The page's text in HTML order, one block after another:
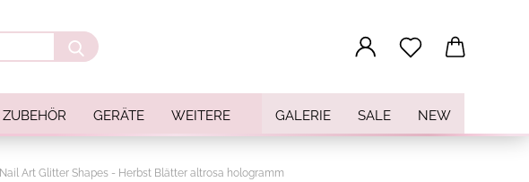
Suche...
ZUBEHÖR GERÄTE GALERIE SALE NEW
WEITERE
Nail Art Glitter Shapes - Herbst Blätter altrosa hologramm